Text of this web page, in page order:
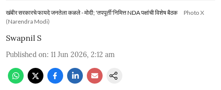
खंबीर सरकारचे फायदे जनतेला कळले - मोदी; 'तपपूर्ती'निमित्त NDA पक्षांची विशेष बैठक
Photo X
(Narendra Modi)
Swapnil S
Published on: 11 Jun 2026, 2:12 am